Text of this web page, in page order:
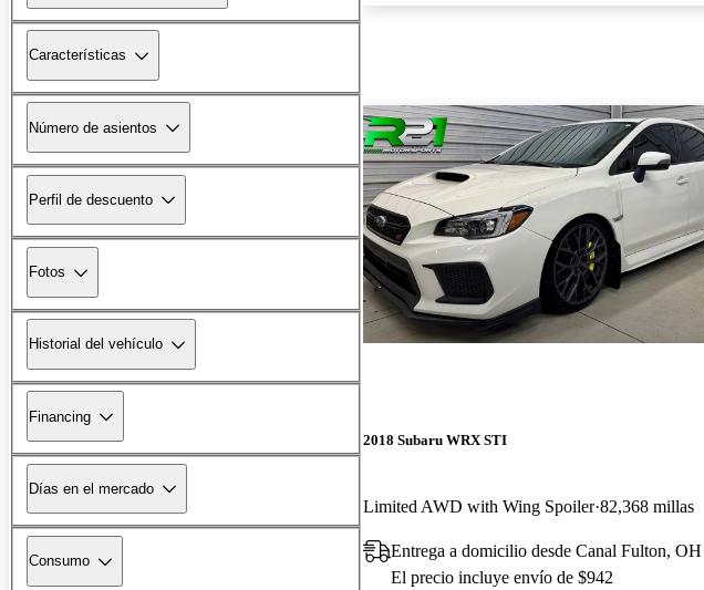
Características
Número de asientos
Perfil de descuento
Fotos
Historial del vehículo
Financing
Días en el mercado
Consumo
2018 Subaru WRX STI
Limited AWD with Wing Spoiler 82,368 millas
Entrega a domicilio desde Canal Fulton, OH
El precio incluye envío de $942